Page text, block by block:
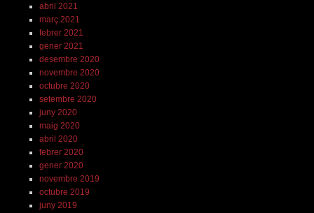
abril 2021
març 2021
febrer 2021
gener 2021
desembre 2020
novembre 2020
octubre 2020
setembre 2020
juny 2020
maig 2020
abril 2020
febrer 2020
gener 2020
novembre 2019
octubre 2019
juny 2019